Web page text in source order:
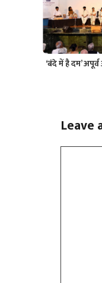
‘बंदे में है दम’
Leave